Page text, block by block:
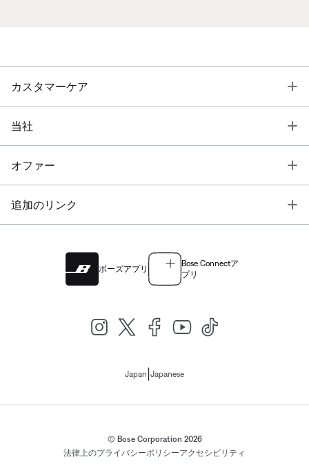
カスタマーケア
当社
オファー
追加のリンク
ボーズアプリ
Bose Connectア
プリ
Japan Japanese
© Bose Corporation 2026
法律上のプライバシーポリシーアクセシビリティ